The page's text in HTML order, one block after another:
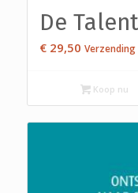
De
€29,50 Verzending
Koop nu